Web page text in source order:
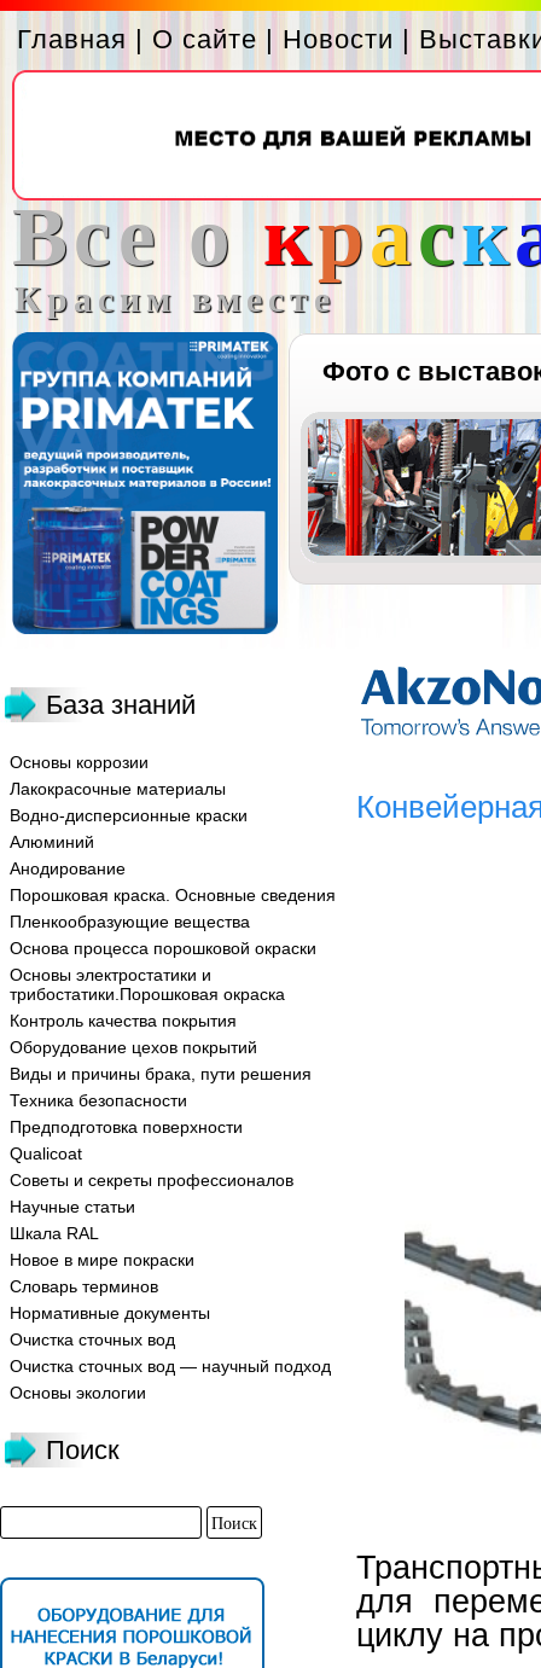
Главная | О сайте | Новости |
Все о краск
Красим вместе
Фото с
База знаний
Основы коррозии
Лакокрасочные материалы
Водно-дисперсионные краски
Алюминий
Анодирование
Порошковая краска. Основные сведения
Пленкообразующие вещества
Основа процесса порошковой окраски
Основы электростатики и
трибостатики.Порошковая окраска
Контроль качества покрытия
Оборудование цехов покрытий
Виды и причины брака, пути решения
Техника безопасности
Предподготовка поверхности
Qualicoat
Советы и секреты профессионалов
Научные статьи
Шкала RAL
Новое в мире покраски
Словарь терминов
Нормативные документы
Очистка сточных вод
Очистка сточных вод — научный подход
Основы экологии
Поиск
для
циклу на